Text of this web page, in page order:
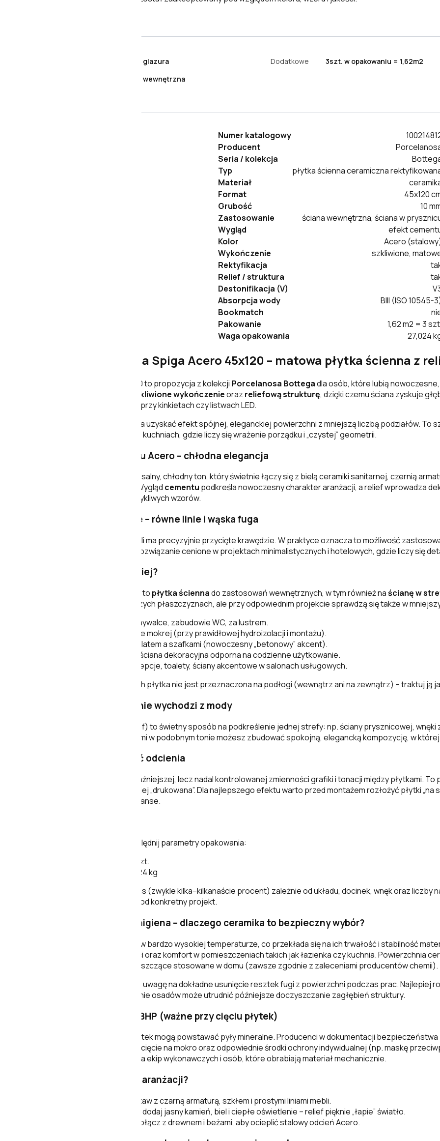
glazura Dodatkowe
3szt. w opakowaniu = 1,62m2
wewnętrzna
Numer katalogowy
Producent
Seria / kolekcja
Typ
płytka ścienna ceramiczna
Materiał
Format
45x120
Grubość
10
Zastosowanie
ściana wewnętrzna, ściana w
Wygląd
efekt
Kolor
Acero
Wykończenie
szkliwione,
Rektyfikacja
Relief / struktura
Destonifikacja (V)
Absorpcja wody
BIII (ISO 10545-
Bookmatch
Pakowanie
1,62 m2 = 3
Waga opakowania
27,024
Porcelanosa Bottega Spiga Acero 45x120 – matowa płytka ścienna z
SPIGA BOTTEGA ACERO 45x120 to propozycja z kolekcji Porcelanosa Bottegadla osób, które lubią
matowe, szkliwione wykończenieoraz reliefową strukturę, dzięki czemu ściana zyskuje
oświetleniu dziennym, a inaczej przy kinkietach czy listwach LED.
pozwala uzyskać efekt spójnej, eleganckiej powierzchni z mniejszą liczbą podziałów. To
prysznicowych i nowoczesnych kuchniach, gdzie liczy się wrażenie porządku i „czystej” geometrii.
Efekt cementu w odcieniu Acero – chłodna elegancja
(stalowy) to uniwersalny, chłodny ton, który świetnie łączy się z bielą ceramiki sanitarnej, czernią
jak i ciemniejszym orzechem). Wygląd cementu podkreśla nowoczesny charakter aranżacji, a relief wprowadza
uzyskać efekt premium bez krzykliwych wzorów.
Rektyfikowane krawędzie – równe linie i wąska fuga
, czyli ma precyzyjnie przycięte krawędzie. W praktyce oznacza to możliwość
nowoczesnej powierzchni. To rozwiązanie cenione w projektach minimalistycznych i hotelowych, gdzie liczy się
Gdzie sprawdzi się najlepiej?
Zgodnie z przeznaczeniem jest to płytka ściennado zastosowań wewnętrznych, w tym również naścianę w
dobrze prezentują się na większych płaszczyznach, ale przy odpowiednim projekcie sprawdzą się także w
– ściany przy umywalce, zabudowie WC, za lustrem.
– ściany w strefie mokrej (przy prawidłowej hydroizolacji i montażu).
– ściana między blatem a szafkami (nowoczesny „betonowy” akcent).
– ściana dekoracyjna odporna na codzienne użytkowanie.
– recepcje, toalety, ściany akcentowe w salonach usługowych.
w danych produktowych płytka nie jest przeznaczona na podłogi (wewnątrz ani na zewnątrz) – traktuj ją
Relief – dekoracja, która nie wychodzi z mody
Strukturalna powierzchnia (relief) to świetny sposób na podkreślenie jednej strefy: np. ściany prysznicowej,
W połączeniu z gładkimi płytkami w podobnym tonie możesz zbudować spokojną, elegancką kompozycję, w
V3 – naturalna zmienność odcienia
informuje o wyraźniejszej, lecz nadal kontrolowanej zmienności grafiki i tonacji między płytkami.
wygląda bardziej naturalnie i mniej „drukowana”. Dla najlepszego efektu warto przed montażem rozłożyć płytki
równomiernie rozprowadzić niuanse.
Przy planowaniu zakupów uwzględnij parametry opakowania:
1,62 m2 = 3 szt.
27,024 kg
W praktyce warto doliczyć zapas (zwykle kilka–kilkanaście procent) zależnie od układu, docinek, wnęk oraz
– zespół Stemar doradzi ilość pod konkretny projekt.
Pielęgnacja i codzienna higiena – dlaczego ceramika to bezpieczny wybór?
Płytki ceramiczne są wypalane w bardzo wysokiej temperaturze, co przekłada się na ich trwałość i stabilność
łatwiejsze utrzymanie czystości oraz komfort w pomieszczeniach takich jak łazienka czy kuchnia. Powierzchnia
dobrze znosi typowe środki czyszczące stosowane w domu (zawsze zgodnie z zaleceniami producentów chemii).
zwróć uwagę na dokładne usunięcie resztek fugi z powierzchni podczas prac. Najlepiej
wody – zbyt długie pozostawienie osadów może utrudnić późniejsze doczyszczanie zagłębień struktury.
Wskazówki montażowe i BHP (ważne przy cięciu płytek)
Podczas docinania i obróbki płytek mogą powstawać pyły mineralne. Producenci w dokumentacji
ograniczać pylenie – stosować cięcie na mokro oraz odpowiednie środki ochrony indywidualnej (np. maskę
pracy. To szczególnie istotne dla ekip wykonawczych i osób, które obrabiają materiał mechanicznie.
Jak łączyć Spiga Acero w aranżacji?
zestaw z czarną armaturą, szkłem i prostymi liniami mebli.
dodaj jasny kamień, biel i ciepłe oświetlenie – relief pięknie „łapie” światło.
połącz z drewnem i beżami, aby ocieplić stalowy odcień Acero.